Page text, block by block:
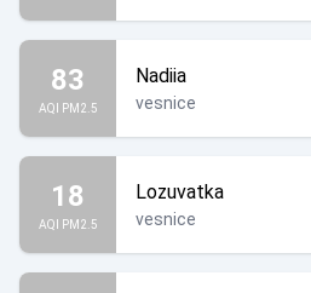
83
AQI PM2.5
Nadiia
vesnice
18
AQI PM2.5
Lozuvatka
vesnice